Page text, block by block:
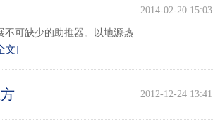
2014-02-20 15:03
不可缺少的助推器。以地源热
文]
2012-12-24 13:41